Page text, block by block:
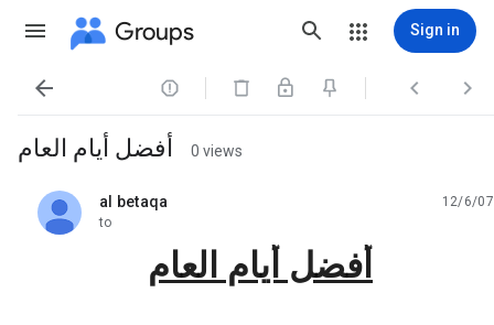
Groups Sign in
   
أفضل أيام العام 0 views
al betaqa
unread,
12/6/07
to
أفضل أيام العام